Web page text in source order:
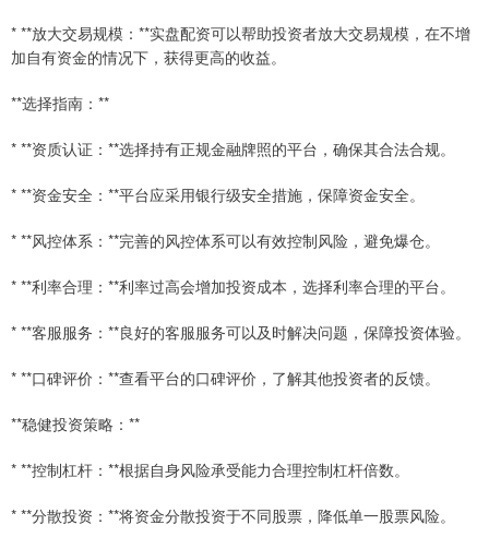
* **放大交易规模：**实盘配资可以帮助投资者放大交易规模，在不增
加自有资金的情况下，获得更高的收益。
**选择指南：**
* **资质认证：**选择持有正规金融牌照的平台，确保其合法合规。
* **资金安全：**平台应采用银行级安全措施，保障资金安全。
* **风控体系：**完善的风控体系可以有效控制风险，避免爆仓。
* **利率合理：**利率过高会增加投资成本，选择利率合理的平台。
* **客服服务：**良好的客服服务可以及时解决问题，保障投资体验。
* **口碑评价：**查看平台的口碑评价，了解其他投资者的反馈。
**稳健投资策略：**
* **控制杠杆：**根据自身风险承受能力合理控制杠杆倍数。
* **分散投资：**将资金分散投资于不同股票，降低单一股票风险。